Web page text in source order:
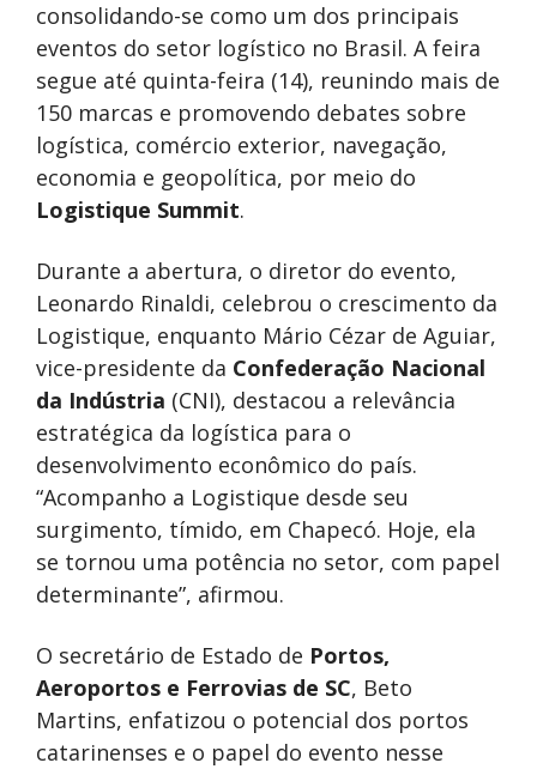
consolidando-se como um dos principais
eventos do setor logístico no Brasil. A feira
segue até quinta-feira (14), reunindo mais de
150 marcas e promovendo debates sobre
logística, comércio exterior, navegação,
economia e geopolítica, por meio do
Logistique Summit.
Durante a abertura, o diretor do evento,
Leonardo Rinaldi, celebrou o crescimento da
Logistique, enquanto Mário Cézar de Aguiar,
vice-presidente da Confederação Nacional
da Indústria (CNI), destacou a relevância
estratégica da logística para o
desenvolvimento econômico do país.
“Acompanho a Logistique desde seu
surgimento, tímido, em Chapecó. Hoje, ela
se tornou uma potência no setor, com papel
determinante”, afirmou.
O secretário de Estado de Portos,
Aeroportos e Ferrovias de SC, Beto
Martins, enfatizou o potencial dos portos
catarinenses e o papel do evento nesse